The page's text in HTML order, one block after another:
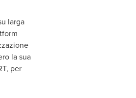
larga
la sua
per